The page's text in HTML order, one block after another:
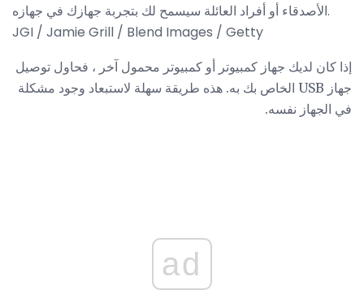
الأصدقاء أو أفراد العائلة سيسمح لك بتجربة جهازك في جهازه.
JGI / Jamie Grill / Blend Images / Getty
إذا كان لديك جهاز كمبيوتر أو كمبيوتر محمول آخر ، فحاول توصيل
جهاز USB الخاص بك به. هذه طريقة سهلة لاستبعاد وجود مشكلة
في الجهاز نفسه.
ad